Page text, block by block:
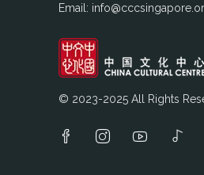
Email:
© 2023-2025 All Rights